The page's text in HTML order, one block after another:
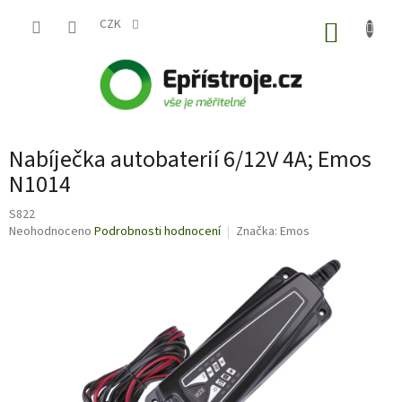
CZK
Nabíječka autobaterií 6/12V 4A; Emos
N1014
S822
Průměrné
Neohodnoceno Podrobnosti hodnocení Značka: Emos